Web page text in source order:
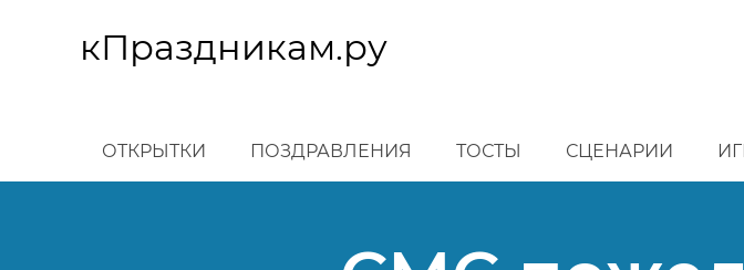
основномукПраздникам.ру
ОТКРЫТКИ ПОЗДРАВЛЕНИЯ ТОСТЫ СЦЕНАРИИ